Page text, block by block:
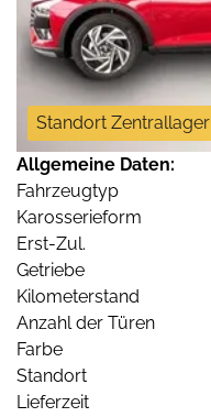
Standort Zentrallager
Allgemeine Daten:
Fahrzeugtyp
Karosserieform
Erst-Zul.
Getriebe
Kilometerstand
Anzahl der Türen
Farbe
Standort
Lieferzeit